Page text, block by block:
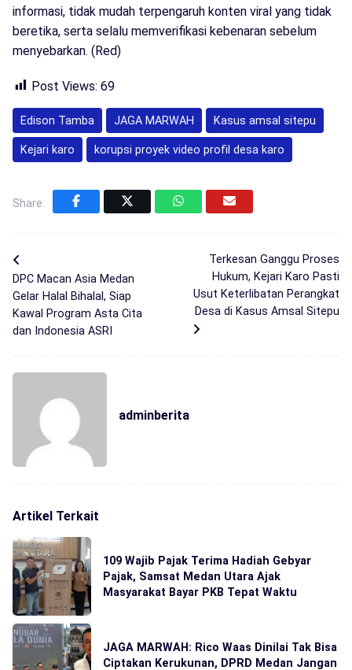
informasi, tidak mudah terpengaruh konten viral yang tidak
beretika, serta selalu memverifikasi kebenaran sebelum
menyebarkan. (Red)
Post Views: 69
Edison Tamba JAGA MARWAH Kasus amsal sitepu
Kejari karo korupsi proyek video profil desa karo
Share:
DPC Macan Asia Medan
Gelar Halal Bihalal, Siap
Kawal Program Asta Cita
dan Indonesia ASRI
Terkesan Ganggu Proses
Hukum, Kejari Karo Pasti
Usut Keterlibatan Perangkat
Desa di Kasus Amsal Sitepu
adminberita
Artikel Terkait
109 Wajib Pajak Terima Hadiah Gebyar
Pajak, Samsat Medan Utara Ajak
Masyarakat Bayar PKB Tepat Waktu
JAGA MARWAH: Rico Waas Dinilai Tak Bisa
Ciptakan Kerukunan, DPRD Medan Jangan